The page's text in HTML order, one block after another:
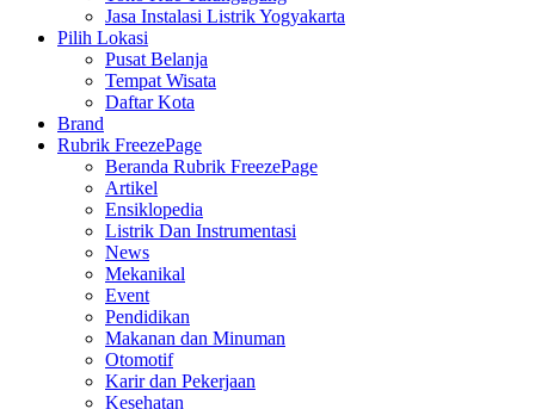
Jasa Instalasi Listrik Yogyakarta
Pilih Lokasi
Pusat Belanja
Tempat Wisata
Daftar Kota
Brand
Rubrik FreezePage
Beranda Rubrik FreezePage
Artikel
Ensiklopedia
Listrik Dan Instrumentasi
News
Mekanikal
Event
Pendidikan
Makanan dan Minuman
Otomotif
Karir dan Pekerjaan
Kesehatan